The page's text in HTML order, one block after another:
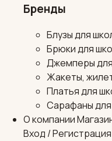
Бренды
Блузы для
Брюки для
Джемперы
Жакеты,
Платья для
Сарафаны
О компании
Вход / Регистрация